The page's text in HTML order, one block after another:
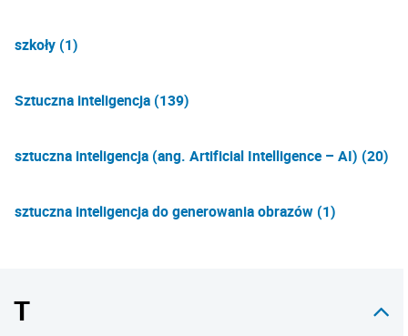
szkoły (1)
Sztuczna inteligencja (139)
sztuczna inteligencja (ang. Artificial Intelligence – AI) (20)
sztuczna inteligencja do generowania obrazów (1)
T